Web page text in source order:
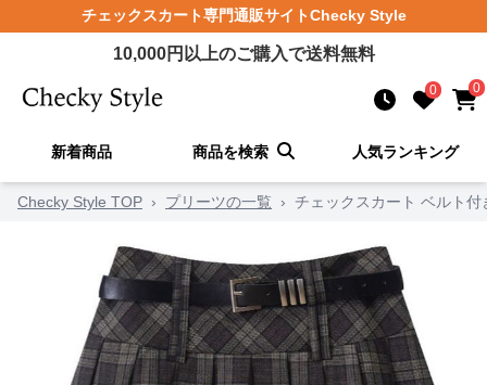
チェックスカート専門通販サイトChecky Style
10,000円以上のご購入で送料無料
0 0
新着商品 商品を検索 人気ランキング
Checky Style TOP › プリーツの一覧 › チェックスカート ベルト